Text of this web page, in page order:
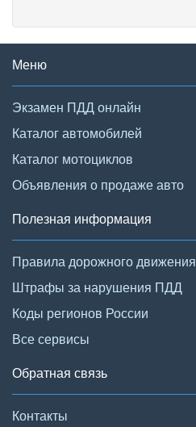
Меню
Экзамен ПДД онлайн
Каталог автомобилей
Каталог мотоциклов
Объявления о продаже авто
Полезная информация
Правила дорожного движения
Штрафы за нарушения ПДД
Коды регионов России
Все сервисы
Обратная связь
Контакты